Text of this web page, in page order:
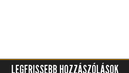
LEGFRISSEBB HOZZÁSZÓLÁSOK